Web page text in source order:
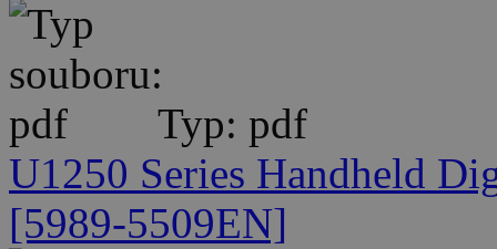
Typ: pdf
U1250 Series Handheld
[5989-5509EN]